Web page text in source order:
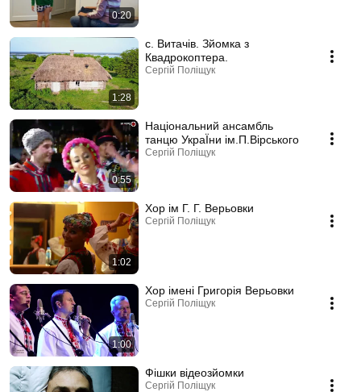
0:20
1:28
с. Витачів. Зйомка з
Квадрокоптера.
Сергій Поліщук
0:55
Національний ансамбль
танцю УкраЇни ім.П.Вірського
Сергій Поліщук
1:02
Хор ім Г. Г. Верьовки
Сергій Поліщук
1:00
Хор імені Григорія Верьовки
Сергій Поліщук
Фішки відеозйомки
Сергій Поліщук